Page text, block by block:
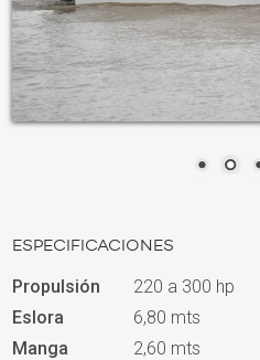
ESPECIFICACIONES
Propulsión
220 a 300 hp
Eslora
6,80 mts
Manga
2,60 mts